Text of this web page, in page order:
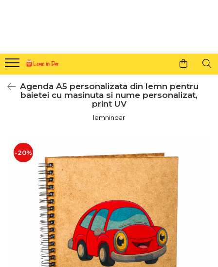
Agende din lemn
Agende 10x10
Semne de carte
Decoratiuni pentru cei dragi
Decoratiuni cu peisaje de iarna
Sosete de Craciun
Magneti de Craciun
Jucarii din lemn
Cercei din lemn
Feng Shui
Tablouri personalizate
Agenda A5 personalizata din lemn pentru
baietei cu masinuta si nume personalizat,
print UV
lemnindar
-20%